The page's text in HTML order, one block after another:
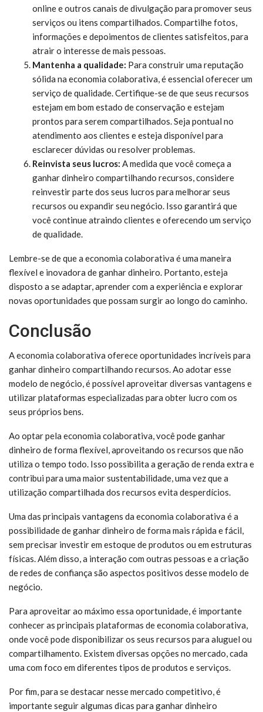
online e outros canais de divulgação para promover seus
serviços ou itens compartilhados. Compartilhe fotos,
informações e depoimentos de clientes satisfeitos, para
atrair o interesse de mais pessoas.
Mantenha a qualidade: Para construir uma reputação
sólida na economia colaborativa, é essencial oferecer um
serviço de qualidade. Certifique-se de que seus recursos
estejam em bom estado de conservação e estejam
prontos para serem compartilhados. Seja pontual no
atendimento aos clientes e esteja disponível para
esclarecer dúvidas ou resolver problemas.
Reinvista seus lucros: A medida que você começa a
ganhar dinheiro compartilhando recursos, considere
reinvestir parte dos seus lucros para melhorar seus
recursos ou expandir seu negócio. Isso garantirá que
você continue atraindo clientes e oferecendo um serviço
de qualidade.
Lembre-se de que a economia colaborativa é uma maneira
flexível e inovadora de ganhar dinheiro. Portanto, esteja
disposto a se adaptar, aprender com a experiência e explorar
novas oportunidades que possam surgir ao longo do caminho.
Conclusão
A economia colaborativa oferece oportunidades incríveis para
ganhar dinheiro compartilhando recursos. Ao adotar esse
modelo de negócio, é possível aproveitar diversas vantagens e
utilizar plataformas especializadas para obter lucro com os
seus próprios bens.
Ao optar pela economia colaborativa, você pode ganhar
dinheiro de forma flexível, aproveitando os recursos que não
utiliza o tempo todo. Isso possibilita a geração de renda extra e
contribui para uma maior sustentabilidade, uma vez que a
utilização compartilhada dos recursos evita desperdícios.
Uma das principais vantagens da economia colaborativa é a
possibilidade de ganhar dinheiro de forma mais rápida e fácil,
sem precisar investir em estoque de produtos ou em estruturas
físicas. Além disso, a interação com outras pessoas e a criação
de redes de confiança são aspectos positivos desse modelo de
negócio.
Para aproveitar ao máximo essa oportunidade, é importante
conhecer as principais plataformas de economia colaborativa,
onde você pode disponibilizar os seus recursos para aluguel ou
compartilhamento. Existem diversas opções no mercado, cada
uma com foco em diferentes tipos de produtos e serviços.
Por fim, para se destacar nesse mercado competitivo, é
importante seguir algumas dicas para ganhar dinheiro